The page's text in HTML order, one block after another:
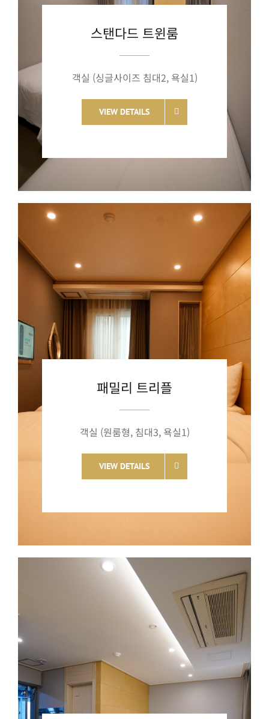
스탠다드 트윈룸
객실 (싱글사이즈 침대2, 욕실1)
VIEW DETAILS
패밀리 트리플
객실 (원룸형, 침대3, 욕실1)
VIEW DETAILS